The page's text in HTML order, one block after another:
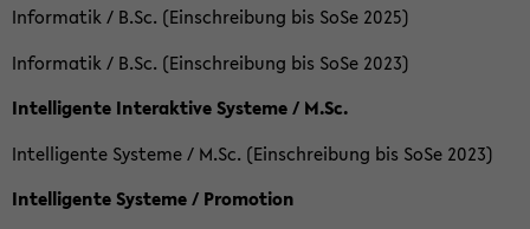
Informatik / B.Sc. (Einschreibung bis SoSe 2025)
Informatik / B.Sc. (Einschreibung bis SoSe 2023)
Intelligente Interaktive Systeme / M.Sc.
Intelligente Systeme / M.Sc. (Einschreibung bis SoSe 2023)
Intelligente Systeme / Promotion